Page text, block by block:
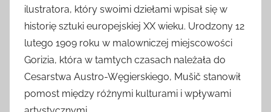
ilustratora, który swoimi dziełami wpisał się w
historię sztuki europejskiej XX wieku. Urodzony 12
lutego 1909 roku w malowniczej miejscowości
Gorizia, która w tamtych czasach należała do
Cesarstwa Austro-Węgierskiego, Mušič stanowił
pomost między różnymi kulturami i wpływami